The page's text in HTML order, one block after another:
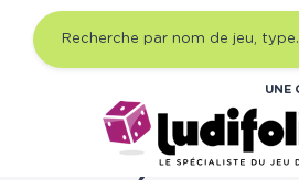
UNE
LISTE DES